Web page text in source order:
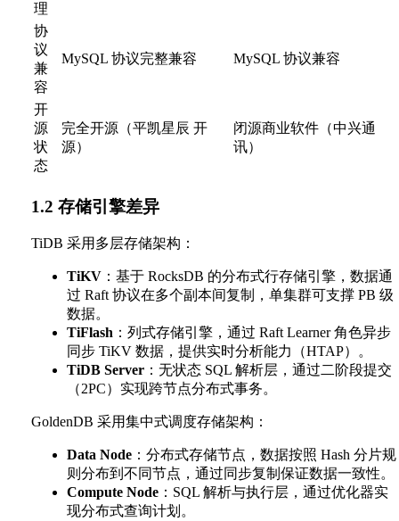
理
协
议
兼
容
MySQL 协议完整兼容 MySQL 协议兼容
开
源
状
态
完全开源（平凯星辰 开
源）
闭源商业软件（中兴通
讯）
1.2 存储引擎差异
TiDB 采用多层存储架构：
TiKV ：基于 RocksDB 的分布式行存储引擎，数据通
过 Raft 协议在多个副本间复制，单集群可支撑 PB 级
数据。
TiFlash ：列式存储引擎，通过 Raft Learner 角色异步
同步 TiKV 数据，提供实时分析能力（HTAP）。
TiDB Server ：无状态 SQL 解析层，通过二阶段提交
（2PC）实现跨节点分布式事务。
GoldenDB 采用集中式调度存储架构：
Data Node ：分布式存储节点，数据按照 Hash 分片规
则分布到不同节点，通过同步复制保证数据一致性。
Compute Node ：SQL 解析与执行层，通过优化器实
现分布式查询计划。